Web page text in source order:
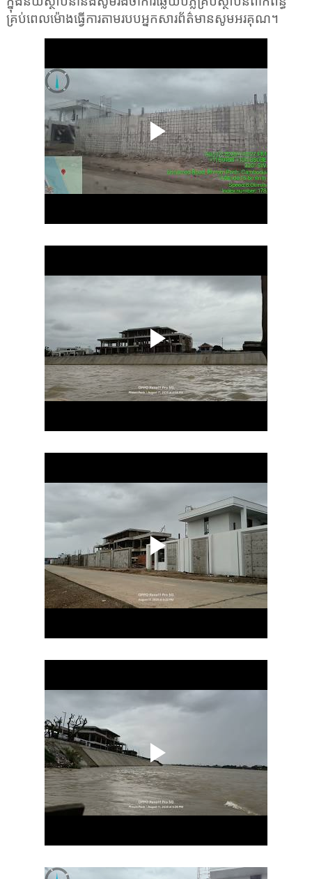
គ្រប់ពេលម៉ោងធ្វើការតាមរបបអ្នកសារព័ត៌មានសូមអរគុណ។